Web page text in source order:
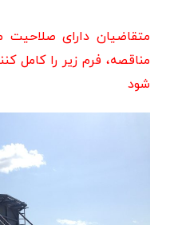
متقاضیان دارای صلاحیت
مناقصه، فرم زیر را کامل
شود